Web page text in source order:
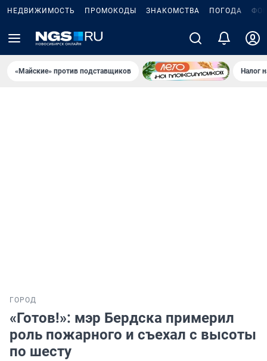
НЕДВИЖИМОСТЬ ПРОМОКОДЫ ЗНАКОМСТВА ПОГОДА
«Майские» против подставщиков Налог
ГОРОД
«Готов!»: мэр Бердска примерил
роль пожарного и съехал с высоты
по шесту